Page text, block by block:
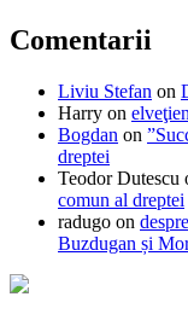
Comentarii
Liviu Stefan on
Harry on
Bogdan on
dreptei
Teodor Dutescu
comun al dreptei
radugo on
Buzdugan și